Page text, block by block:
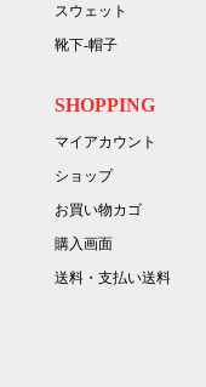
スウェット
靴下-帽子
SHOPPING
マイアカウント
ショップ
お買い物カゴ
購入画面
送料・支払い送料